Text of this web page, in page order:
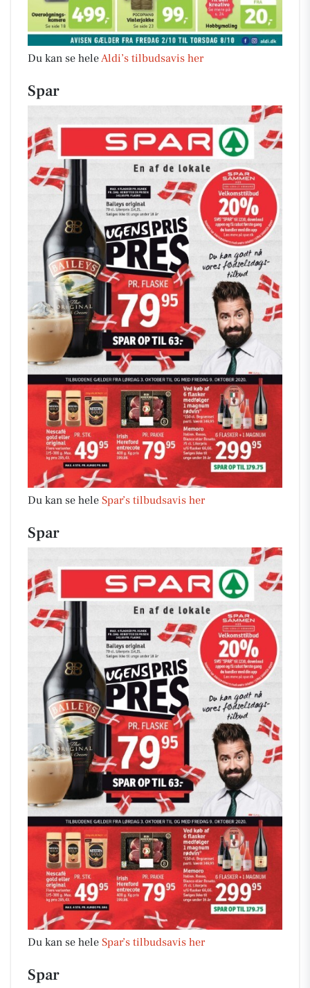
Du kan se heleAldi’s tilbudsavis her
Spar
Du kan se hele Spar’s tilbudsavis her
Spar
Du kan se hele Spar’s tilbudsavis her
Spar